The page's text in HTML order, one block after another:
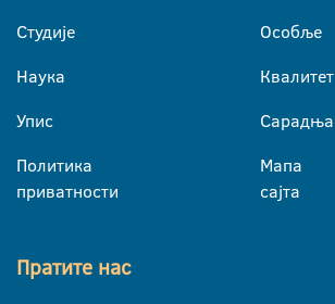
Студије
Наука
Упис
Политика
приватности
Особље
Квалитет
Сарадња
Мапа
сајта
Пратите нас